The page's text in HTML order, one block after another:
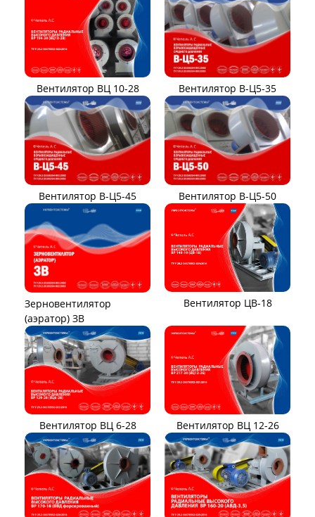
Вентилятор ВЦ 10-28 Вентилятор В-Ц5-35
Вентилятор В-Ц5-45 Вентилятор В-Ц5-50
Зерновентилятор
(аэратор) ЗВ
Вентилятор ЦВ-18
Вентилятор ВЦ 6-28 Вентилятор ВЦ 12-26